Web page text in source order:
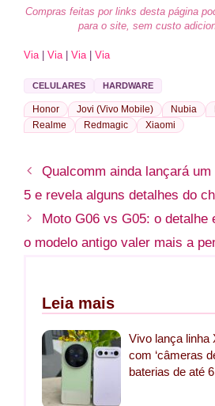
Compras feitas por links desta página
para o site, sem custo
Via| Via| Via| Via
CELULARES HARDWARE
Honor Jovi (Vivo Mobile) Nubia
Realme
Redmagic Xiaomi
Qualcomm ainda lançará
5 e revela alguns detalhes do
Moto G06 vs G05: o detalhe
o modelo antigo valer mais a
Leia mais
Vivo lança linha
com ‘câmeras
baterias de até